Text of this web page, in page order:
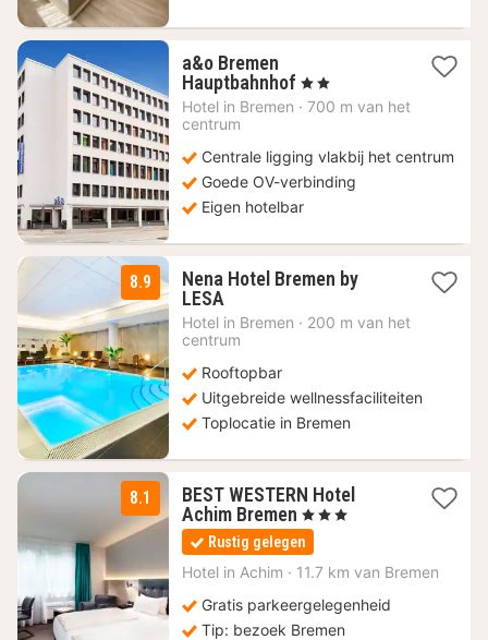
a&o Bremen
Hauptbahnhof 2
nachten
€
, 2 Sterren
Hotel in Bremen · 700 m van het
centrum
Centrale ligging vlakbij het centrum
Goede OV-verbinding
Eigen hotelbar
8.9
Nena Hotel Bremen by
LESA2
nachten
vanaf
€
Hotel in Bremen · 200 m van het
centrum
Rooftopbar
Uitgebreide wellnessfaciliteiten
Toplocatie in Bremen
8.1
BEST WESTERN Hotel
Achim Bremen 2
nachten
vanaf
71
, 3 Sterren
Rustig gelegen
Hotel in Achim · 11.7 km van Bremen
Gratis parkeergelegenheid
Tip: bezoek Bremen